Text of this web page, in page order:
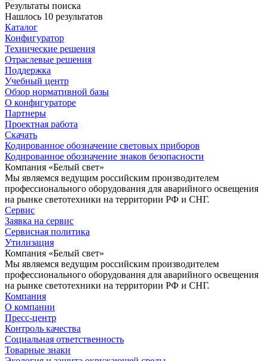
Результаты поиска
Нашлось 10 результатов
Каталог
Конфигуратор
Технические решения
Отраслевые решения
Поддержка
Учебный центр
Обзор нормативной базы
О конфигураторе
Партнеры
Проектная работа
Скачать
Кодированное обозначение световых приборов
Кодированное обозначение знаков безопасности
Компания «Белый свет»
Мы являемся ведущим российским производителем
профессионального оборудования для аварийного освещения
на рынке светотехники на территории РФ и СНГ.
Сервис
Заявка на сервис
Сервисная политика
Утилизация
Компания «Белый свет»
Мы являемся ведущим российским производителем
профессионального оборудования для аварийного освещения
на рынке светотехники на территории РФ и СНГ.
Компания
О компании
Пресс-центр
Контроль качества
Социальная ответственность
Товарные знаки